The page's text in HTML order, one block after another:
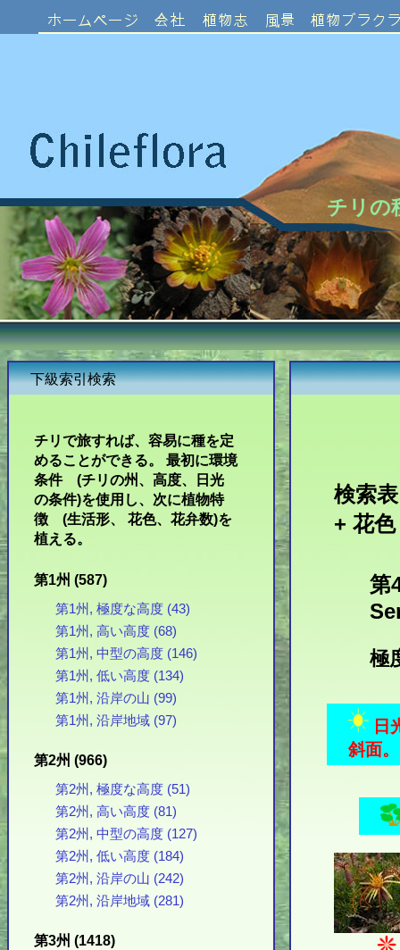
チリの
下級索引検索
チリで旅すれば、容易に種を定
めることができる。 最初に環境
条件 (チリの州、高度、日光
の条件)を使用し、次に植物特
徴 (生活形、 花色、花弁数)を
植える。
第1州 (587)
第1州, 極度な高度 (43)
第1州, 高い高度 (68)
第1州, 中型の高度 (146)
第1州, 低い高度 (134)
第1州, 沿岸の山 (99)
第1州, 沿岸地域 (97)
第2州 (966)
第2州, 極度な高度 (51)
第2州, 高い高度 (81)
第2州, 中型の高度 (127)
第2州, 低い高度 (184)
第2州, 沿岸の山 (242)
第2州, 沿岸地域 (281)
第3州 (1418)
検索
+ 花
第
極
日
斜面